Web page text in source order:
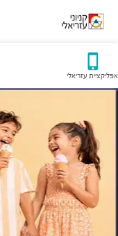
אפליקציית עזריאלי